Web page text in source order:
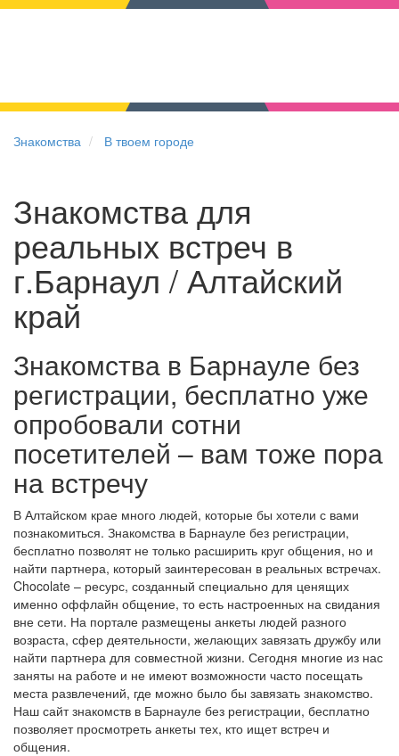
Знакомства В твоем городе
Знакомства для
реальных встреч в
г.Барнаул / Алтайский
край
Знакомства в Барнауле без
регистрации, бесплатно уже
опробовали сотни
посетителей – вам тоже пора
на встречу
В Алтайском крае много людей, которые бы хотели с вами
познакомиться. Знакомства в Барнауле без регистрации,
бесплатно позволят не только расширить круг общения, но и
найти партнера, который заинтересован в реальных встречах.
Chocolate – ресурс, созданный специально для ценящих
именно оффлайн общение, то есть настроенных на свидания
вне сети. На портале размещены анкеты людей разного
возраста, сфер деятельности, желающих завязать дружбу или
найти партнера для совместной жизни. Сегодня многие из нас
заняты на работе и не имеют возможности часто посещать
места развлечений, где можно было бы завязать знакомство.
Наш сайт знакомств в Барнауле без регистрации, бесплатно
позволяет просмотреть анкеты тех, кто ищет встреч и
общения.